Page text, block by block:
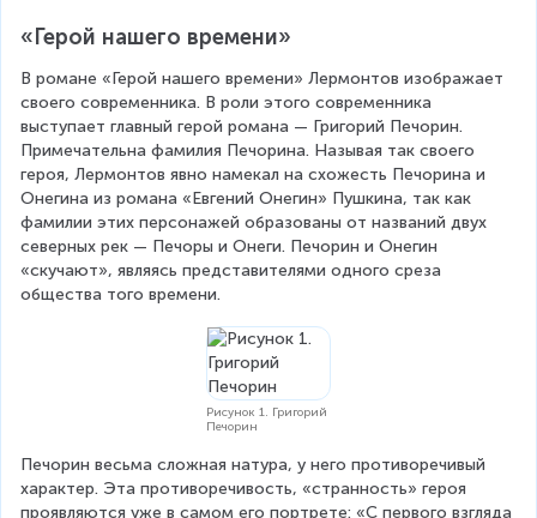
«Герой нашего времени»
В романе «Герой нашего времени» Лермонтов изображает
своего современника. В роли этого современника
выступает главный герой романа — Григорий Печорин.
Примечательна фамилия Печорина. Называя так своего
героя, Лермонтов явно намекал на схожесть Печорина и
Онегина из романа «Евгений Онегин» Пушкина, так как
фамилии этих персонажей образованы от названий двух
северных рек — Печоры и Онеги. Печорин и Онегин
«скучают», являясь представителями одного среза
общества того времени.
Рисунок 1. Григорий
Печорин
Печорин весьма сложная натура, у него противоречивый
характер. Эта противоречивость, «странность» героя
проявляются уже в самом его портрете: «С первого взгляда